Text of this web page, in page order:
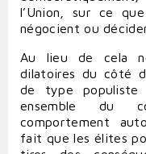
l’Union, sur ce
négocient ou
Au lieu de cela
dilatoires du côté
de type populiste
ensemble du
comportement
fait que les élites